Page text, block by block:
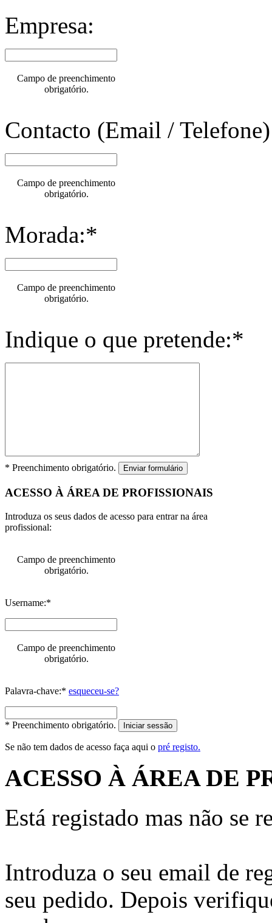
Empresa:
Campo de preenchimento
obrigatório.
Contacto (Email /
Campo de preenchimento
obrigatório.
Morada:*
Campo de preenchimento
obrigatório.
Indique o que pretende:*
* Preenchimento obrigatório. Enviar formulário
ACESSO À ÁREA DE PROFISSIONAIS
Introduza os seus dados de acesso para entrar na área
profissional:
Campo de preenchimento
obrigatório.
Username:*
Campo de preenchimento
obrigatório.
Palavra-chave:* esqueceu-se?
* Preenchimento obrigatório. Iniciar sessão
Se não tem dados de acesso faça aqui o pré registo.
ACESSO À ÁREA DE
Está registado mas não se
Introduza o seu email de
seu pedido. Depois